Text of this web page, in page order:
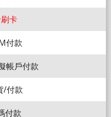
卡
付款
帳戶付款
/付款
付款